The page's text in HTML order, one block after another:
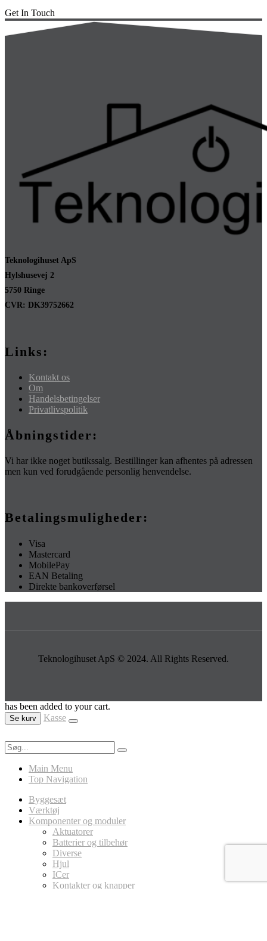
Get In Touch
Teknologihuset ApS
Hylshusevej 2
5750 Ringe
CVR: DK39752662
Links:
Kontakt os
Om
Handelsbetingelser
Privatlivspolitik
Åbningstider:
Vi har ikke noget butikssalg. Bestillinger kan afhentes på adressen
men kun ved forudgående personlig henvendelse.
Betalingsmuligheder:
Visa
Mastercard
MobilePay
EAN Betaling
Direkte bankoverførsel
Teknologihuset ApS © 2024. All Rights Reserved.
has been added to your cart.
Se kurv Kasse
Main Menu
Top Navigation
Byggesæt
Værktøj
Komponenter og moduler
Aktuatorer
Batterier og tilbehør
Diverse
Hjul
ICer
Kontakter og knapper